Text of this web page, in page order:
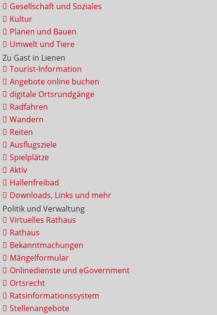
Gesellschaft und Soziales
Kultur
Planen und Bauen
Umwelt und Tiere
Zu Gast in Lienen
Tourist-Information
Angebote online buchen
digitale Ortsrundgänge
Radfahren
Wandern
Reiten
Ausflugsziele
Spielplätze
Aktiv
Hallenfreibad
Downloads, Links und mehr
Politik und Verwaltung
Virtuelles Rathaus
Rathaus
Bekanntmachungen
Mängelformular
Onlinedienste und eGovernment
Ortsrecht
Ratsinformationssystem
Stellenangebote